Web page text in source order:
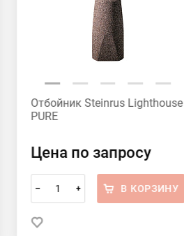
Отбойник Steinrus Lighthouse
PURE
Цена по запросу
– + В КОРЗИНУ